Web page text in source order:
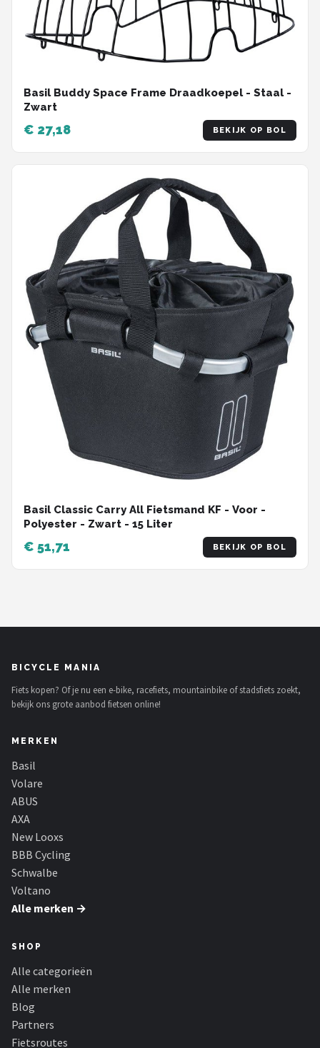
Basil Buddy Space Frame Draadkoepel - Staal -
Zwart
€ 27,18 BEKIJK OP BOL
Basil Classic Carry All Fietsmand KF - Voor -
Polyester - Zwart - 15 Liter
€ 51,71 BEKIJK OP BOL
BICYCLE MANIA
Fiets kopen? Of je nu een e-bike, racefiets, mountainbike of stadsfiets zoekt,
bekijk ons grote aanbod fietsen online!
MERKEN
Basil
Volare
ABUS
AXA
New Looxs
BBB Cycling
Schwalbe
Voltano
Alle merken →
SHOP
Alle categorieën
Alle merken
Blog
Partners
Fietsroutes